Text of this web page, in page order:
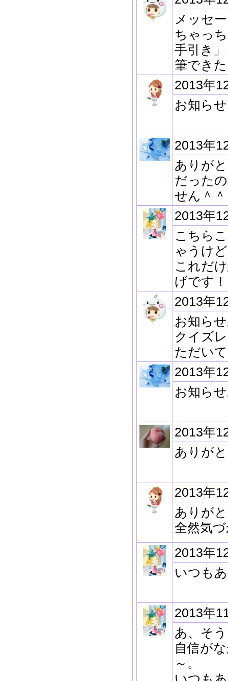
メッセ
ちゃっ
手引き
筆でき
2013年
お知ら
2013年
ありが
だった
せん＾
2013年
こちら
ゃうけ
これだ
げです！
2013年
お知ら
クイズ
ただい
2013年
お知ら
2013年
ありが
2013年
ありが
全然気
2013年
いつも
2013年
あ、そ
自信が
～。